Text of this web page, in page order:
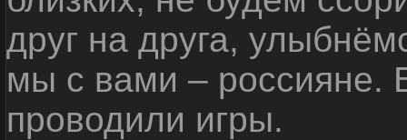
друг на друга,
мы с вами – россияне.
проводили игры.